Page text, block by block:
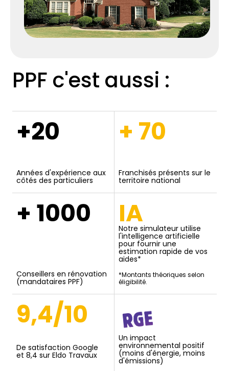
PPF c'est aussi :
+20
Années d'expérience aux
côtés des particuliers
+ 70
Franchisés présents sur le
territoire national
+ 1000
Conseillers en rénovation
(mandataires PPF)
IA
Notre simulateur utilise
l'intelligence artificielle
pour fournir une
estimation rapide de vos
aides*
*Montants théoriques selon
éligibilité.
9,4/10
De satisfaction Google
et 8,4 sur Eldo Travaux
Un impact
environnemental positif
(moins d'énergie, moins
d'émissions)